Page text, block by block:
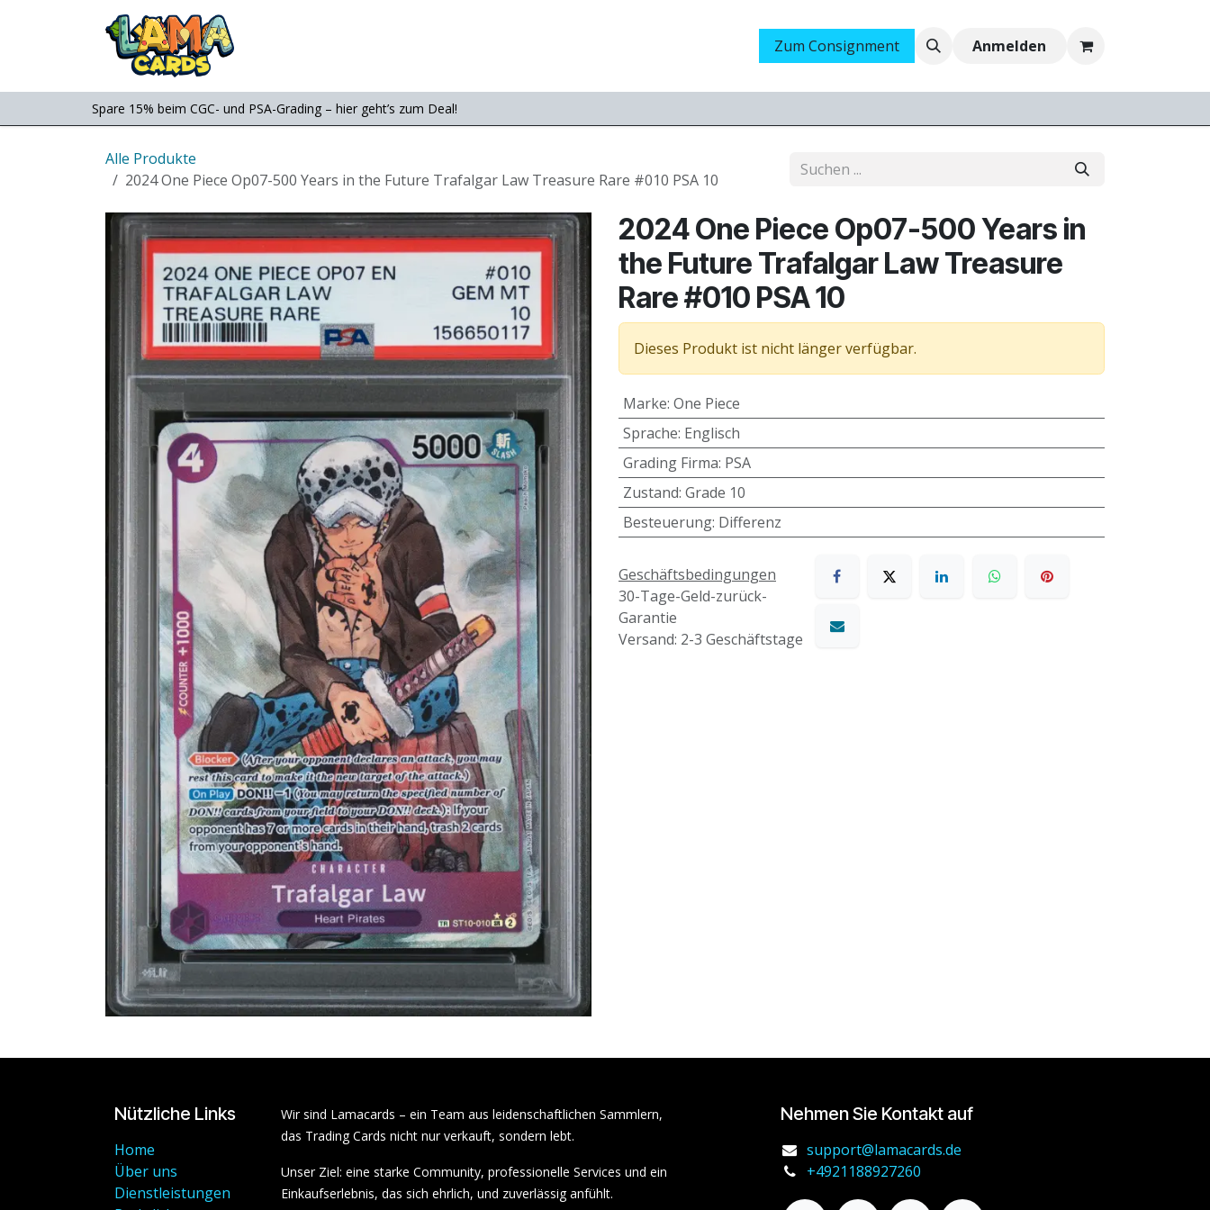
Zum Inhalt springen
Messen Ankauf Jobs
Zum Consignment Anmelden
Spare 15% beim CGC- und PSA-Grading – hier geht’s zum Deal!
Alle Produkte
2024 One Piece Op07-500 Years in the Future Trafalgar Law Treasure Rare #010 PSA 10
2024 One Piece Op07-500 Years in
the Future Trafalgar Law Treasure
Rare #010 PSA 10
Dieses Produkt ist nicht länger verfügbar.
Marke: One Piece
Sprache: Englisch
Grading Firma: PSA
Zustand: Grade 10
Besteuerung: Differenz
Geschäftsbedingungen
30-Tage-Geld-zurück-
Garantie
Versand: 2-3 Geschäftstage
Nützliche Links
Home
Über uns
Dienstleistungen
Nehmen Sie Kontakt auf
support@lamacards.de
+4921188927260
Wir sind Lamacards – ein Team aus leidenschaftlichen Sammlern,
das Trading Cards nicht nur verkauft, sondern lebt.
Unser Ziel: eine starke Community, professionelle Services und ein
Einkaufserlebnis, das sich ehrlich, und zuverlässig anfühlt.